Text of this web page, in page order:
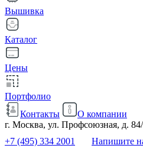
Вышивка
Каталог
Цены
Портфолио
Контакты
О компании
г. Москва, ул. Профсоюзная, д. 84/
+7 (495) 334 2001
Напишите